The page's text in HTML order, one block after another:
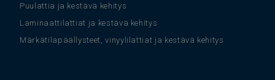
Puulattia ja kestävä kehitys
Laminaattilattiat ja kestävä kehitys
Märkätilapäällysteet, vinyylilattiat ja kestävä kehitys